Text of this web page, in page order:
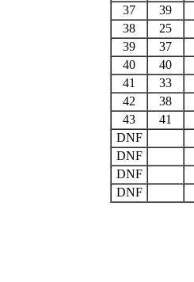
37
39
38
25
39
37
40 40
41
33
42
38
43
41
DNF
DNF
DNF
DNF